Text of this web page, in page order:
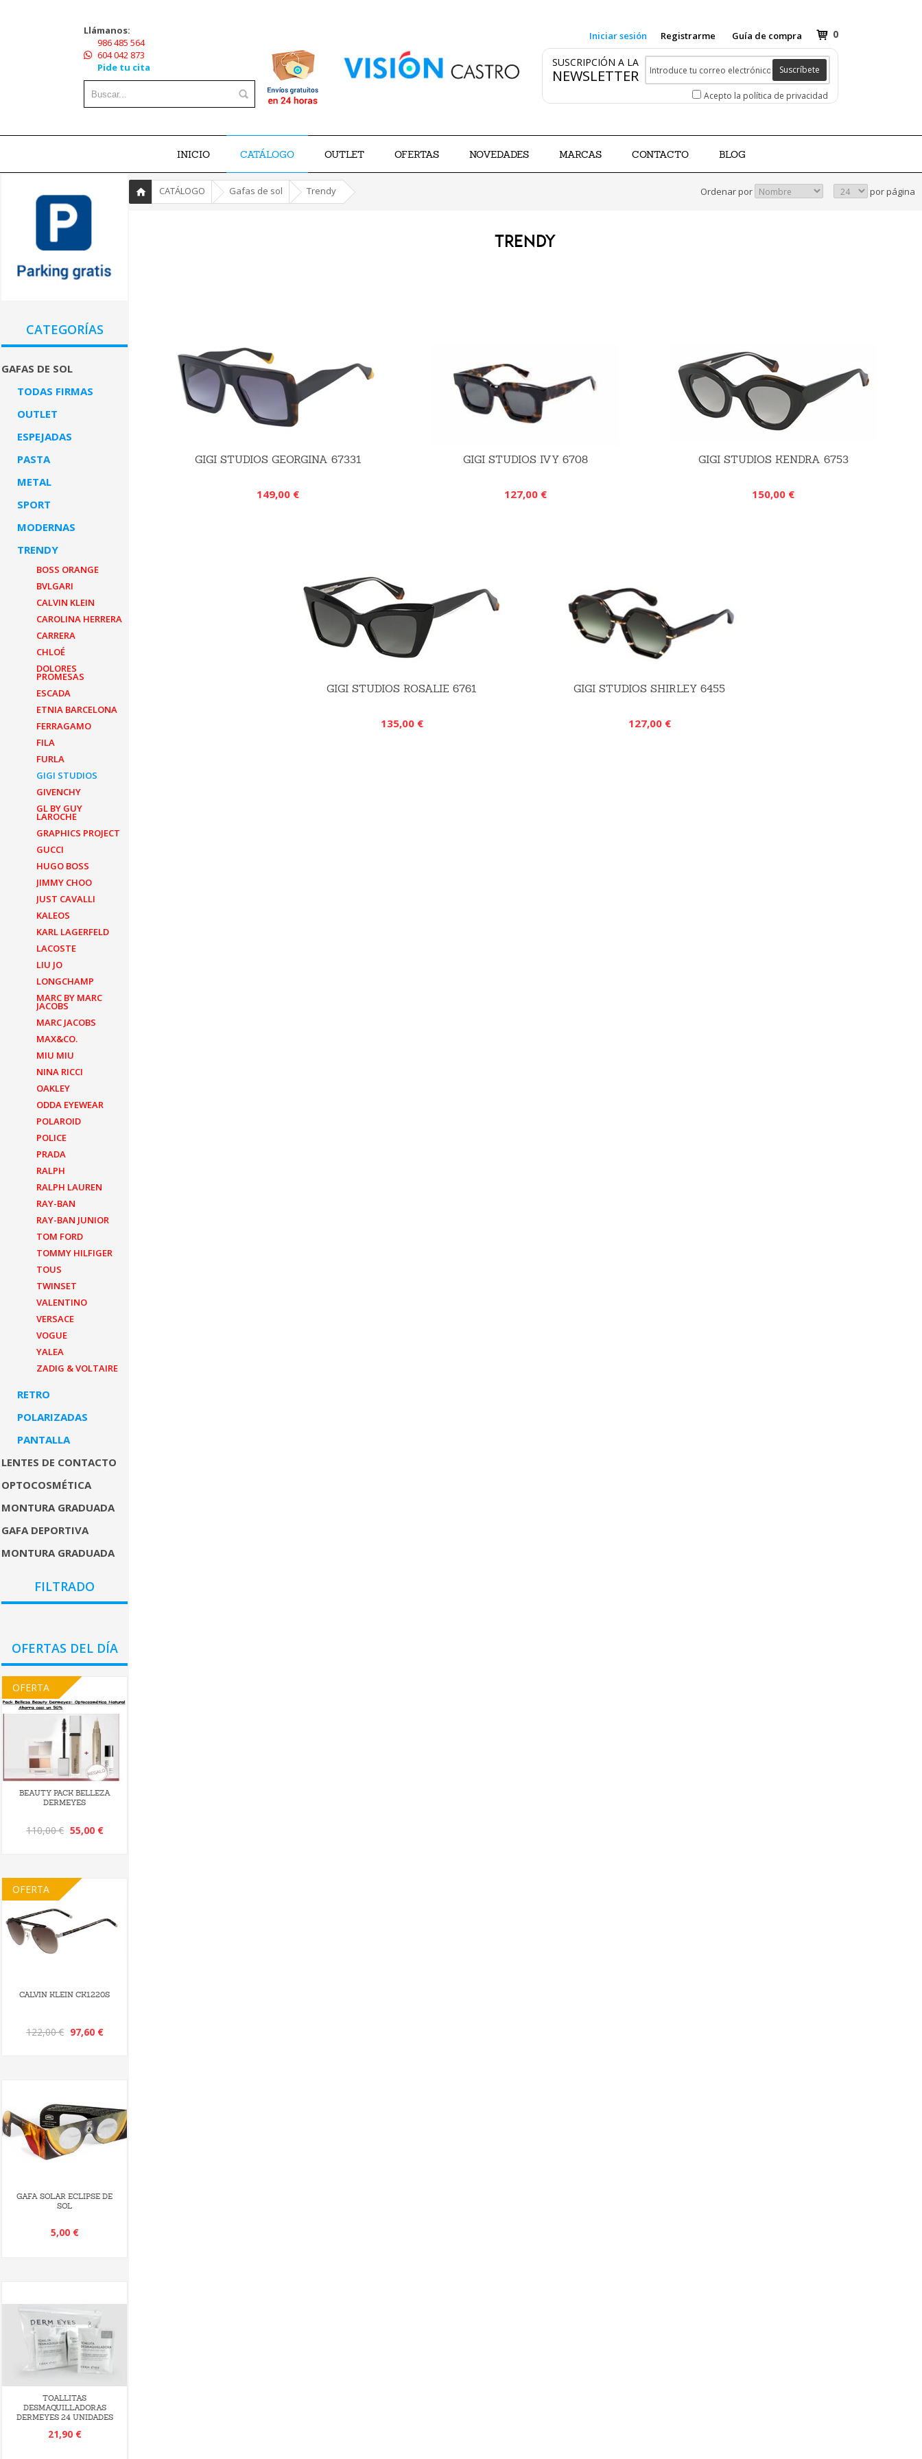
Llámanos:
986 485 564
604 042 873
Pide tu cita
0
Iniciar sesión Registrarme Guía de compra
SUSCRIPCIÓN A LA
NEWSLETTER Suscríbete
Acepto la política de privacidad
INICIO CATÁLOGO OUTLET OFERTAS NOVEDADES MARCAS CONTACTO BLOG
CATEGORÍAS
GAFAS DE SOL
TODAS FIRMAS
OUTLET
ESPEJADAS
PASTA
METAL
SPORT
MODERNAS
TRENDY
BOSS ORANGE
BVLGARI
CALVIN KLEIN
CAROLINA HERRERA
CARRERA
CHLOÉ
DOLORES
PROMESAS
ESCADA
ETNIA BARCELONA
FERRAGAMO
FILA
FURLA
GIGI STUDIOS
GIVENCHY
GL BY GUY
LAROCHE
GRAPHICS PROJECT
GUCCI
HUGO BOSS
JIMMY CHOO
JUST CAVALLI
KALEOS
KARL LAGERFELD
LACOSTE
LIU JO
LONGCHAMP
MARC BY MARC
JACOBS
MARC JACOBS
MAX&CO.
MIU MIU
NINA RICCI
OAKLEY
ODDA EYEWEAR
POLAROID
POLICE
PRADA
RALPH
RALPH LAUREN
RAY-BAN
RAY-BAN JUNIOR
TOM FORD
TOMMY HILFIGER
TOUS
TWINSET
VALENTINO
VERSACE
VOGUE
YALEA
ZADIG & VOLTAIRE
RETRO
POLARIZADAS
PANTALLA
LENTES DE CONTACTO
OPTOCOSMÉTICA
MONTURA GRADUADA
GAFA DEPORTIVA
MONTURA GRADUADA
FILTRADO
OFERTAS DEL DÍA
OFERTA
BEAUTY PACK BELLEZA
DERMEYES
110,00 € 55,00 €
OFERTA
CALVIN KLEIN CK1220S
122,00 € 97,60 €
GAFA SOLAR ECLIPSE DE
SOL
5,00 €
TOALLITAS
DESMAQUILLADORAS
DERMEYES 24 UNIDADES
21,90 €
Ordenar por por página
»CATÁLOGO Gafas de sol Trendy
TRENDY
GIGI STUDIOS GEORGINA 67331
149,00 €
GIGI STUDIOS IVY 6708
127,00 €
GIGI STUDIOS KENDRA 6753
150,00 €
GIGI STUDIOS ROSALIE 6761
135,00 €
GIGI STUDIOS SHIRLEY 6455
127,00 €